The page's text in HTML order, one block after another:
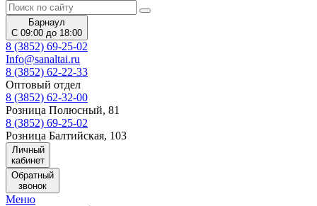
Барнаул
С 09:00 до 18:00
8 (3852) 69-25-02
Info@sanaltai.ru
8 (3852) 62-22-33
Оптовый отдел
8 (3852) 62-32-00
Розница Полюсный, 81
8 (3852) 69-25-02
Розница Балтийская, 103
Личный
кабинет
Обратный
звонок
Меню